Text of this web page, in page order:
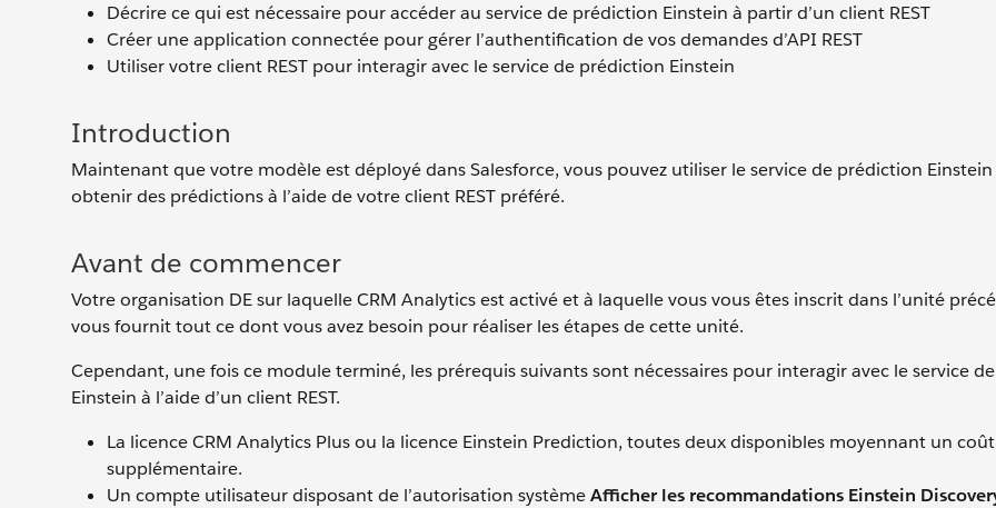
Décrire ce qui est nécessaire pour accéder au service de prédiction Einstein à partir d’un client REST
Créer une application connectée pour gérer l’authentification de vos demandes d’API REST
Utiliser votre client REST pour interagir avec le service de prédiction Einstein
Introduction
Maintenant que votre modèle est déployé dans Salesforce, vous pouvez utiliser le service de prédiction
obtenir des prédictions à l’aide de votre client REST préféré.
Avant de commencer
Votre organisation DE sur laquelle CRM Analytics est activé et à laquelle vous vous êtes inscrit dans l’unité
vous fournit tout ce dont vous avez besoin pour réaliser les étapes de cette unité.
Cependant, une fois ce module terminé, les prérequis suivants sont nécessaires pour interagir avec le service
Einstein à l’aide d’un client REST.
La licence CRM Analytics Plus ou la licence Einstein Prediction, toutes deux disponibles moyennant un coût
supplémentaire.
Un compte utilisateur disposant de l’autorisation systèmeAfficher les recommandations Einstein